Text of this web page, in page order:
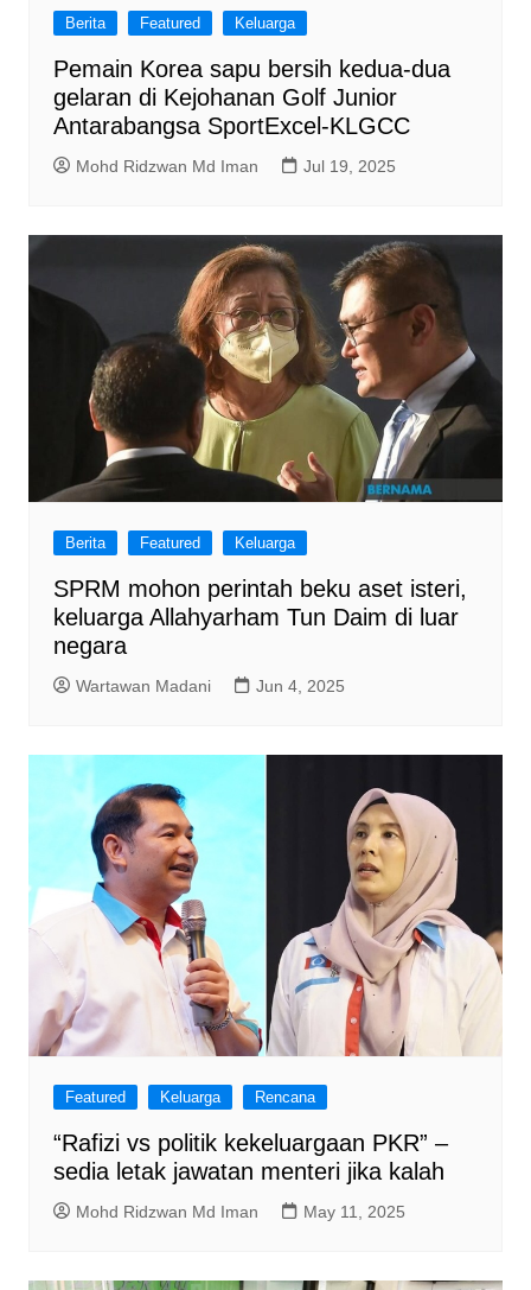
Berita Featured Keluarga
Pemain Korea sapu bersih kedua-dua
gelaran di Kejohanan Golf Junior
Antarabangsa SportExcel-KLGCC
Mohd Ridzwan Md Iman Jul 19, 2025
Berita Featured Keluarga
SPRM mohon perintah beku aset isteri,
keluarga Allahyarham Tun Daim di luar
negara
Wartawan Madani Jun 4, 2025
Featured Keluarga Rencana
“Rafizi vs politik kekeluargaan PKR” –
sedia letak jawatan menteri jika kalah
Mohd Ridzwan Md Iman May 11, 2025